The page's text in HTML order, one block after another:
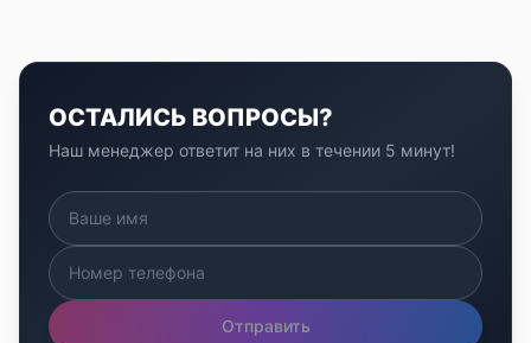
ОСТАЛИСЬ ВОПРОСЫ?
Наш менеджер ответит на них в течении 5 минут!
Отправить